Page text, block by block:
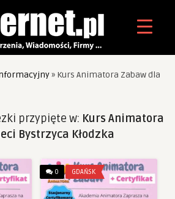
» Kurs Animatora Zabaw dla
przypięte w: Kurs Animatora
Bystrzyca Kłodzka
0 GDAŃSK